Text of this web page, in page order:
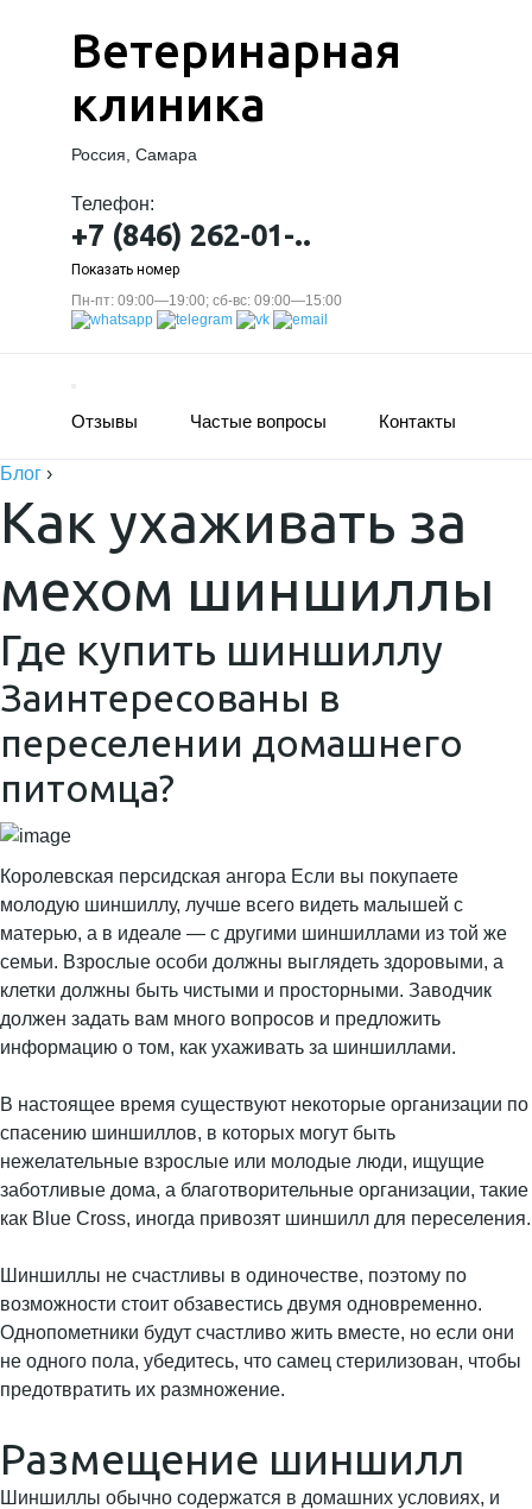
Ветеринарная
клиника
Россия, Самара
Телефон:
+7 (846) 262-01-..
Показать номер
Пн-пт: 09:00—19:00; сб-вс: 09:00—15:00
Отзывы Частые вопросы Контакты
Блог ›
Как ухаживать за
мехом шиншиллы
Где купить шиншиллу
Заинтересованы в
переселении домашнего
питомца?
Королевская персидская ангора Если вы покупаете
молодую шиншиллу, лучше всего видеть малышей с
матерью, а в идеале — с другими шиншиллами из той же
семьи. Взрослые особи должны выглядеть здоровыми, а
клетки должны быть чистыми и просторными. Заводчик
должен задать вам много вопросов и предложить
информацию о том, как ухаживать за шиншиллами.
В настоящее время существуют некоторые организации по
спасению шиншиллов, в которых могут быть
нежелательные взрослые или молодые люди, ищущие
заботливые дома, а благотворительные организации, такие
как Blue Cross, иногда привозят шиншилл для переселения.
Шиншиллы не счастливы в одиночестве, поэтому по
возможности стоит обзавестись двумя одновременно.
Однопометники будут счастливо жить вместе, но если они
не одного пола, убедитесь, что самец стерилизован, чтобы
предотвратить их размножение.
Размещение шиншилл
Шиншиллы обычно содержатся в домашних условиях, и